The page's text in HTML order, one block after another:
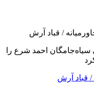
سیاەجامگان احمد شرع را
/ قباد آرش